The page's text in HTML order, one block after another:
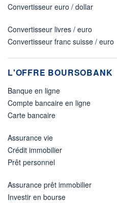
Convertisseur euro / dollar
Convertisseur livres / euro
Convertisseur franc suisse / euro
L'OFFRE BOURSOBANK
Banque en ligne
Compte bancaire en ligne
Carte bancaire
Assurance vie
Crédit immobilier
Prêt personnel
Assurance prêt immobilier
Investir en bourse